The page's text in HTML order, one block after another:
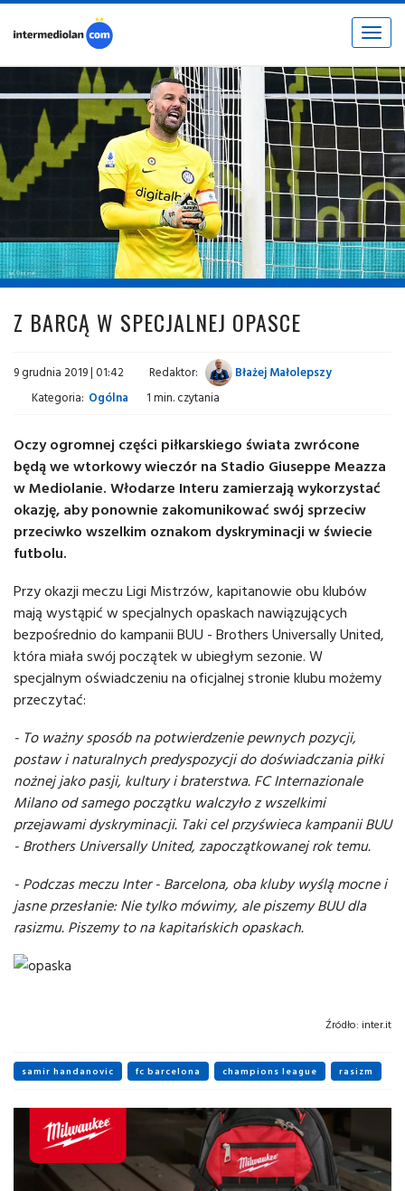
Toggle
fot. © inter.it
Z BARCĄ W SPECJALNEJ OPASCE
9 grudnia 2019 | 01:42 Redaktor:
Błażej Małolepszy
Kategoria: Ogólna 1 min. czytania
Oczy ogromnej części piłkarskiego świata zwrócone
będą we wtorkowy wieczór na Stadio Giuseppe Meazza
w Mediolanie. Włodarze Interu zamierzają wykorzystać
okazję, aby ponownie zakomunikować swój sprzeciw
przeciwko wszelkim oznakom dyskryminacji w świecie
futbolu.
Przy okazji meczu Ligi Mistrzów, kapitanowie obu klubów
mają wystąpić w specjalnych opaskach nawiązujących
bezpośrednio do kampanii BUU - Brothers Universally United,
która miała swój początek w ubiegłym sezonie. W
specjalnym oświadczeniu na oficjalnej stronie klubu możemy
przeczytać:
- To ważny sposób na potwierdzenie pewnych pozycji,
postaw i naturalnych predyspozycji do doświadczania piłki
nożnej jako pasji, kultury i braterstwa. FC Internazionale
Milano od samego początku walczyło z wszelkimi
przejawami dyskryminacji. Taki cel przyświeca kampanii BUU
- Brothers Universally United, zapoczątkowanej rok temu.
- Podczas meczu Inter - Barcelona, oba kluby wyślą mocne i
jasne przesłanie: Nie tylko mówimy, ale piszemy BUU dla
rasizmu. Piszemy to na kapitańskich opaskach.
Źródło: inter.it
samir handanovic fc barcelona champions league rasizm